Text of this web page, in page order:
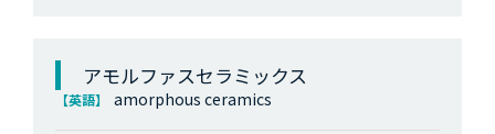
アモルファスセラミックス
【英語】 amorphous ceramics